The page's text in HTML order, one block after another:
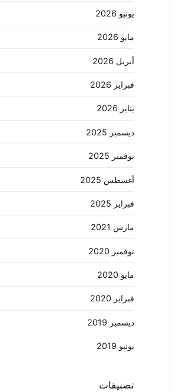
يونيو 2026
مايو 2026
أبريل 2026
فبراير 2026
يناير 2026
ديسمبر 2025
نوفمبر 2025
أغسطس 2025
فبراير 2025
مارس 2021
نوفمبر 2020
مايو 2020
فبراير 2020
ديسمبر 2019
يونيو 2019
تصنيفات